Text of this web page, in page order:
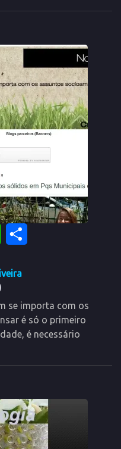
WhatsApp
se importa com os
é só o primeiro
é necessário